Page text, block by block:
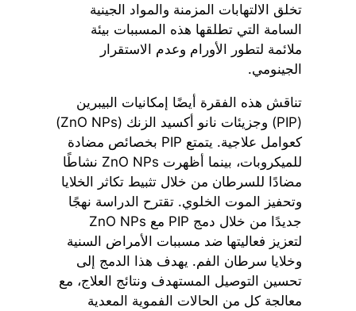
تخلق الالتهابات المزمنة والمواد الجينية
السامة التي تطلقها هذه المسببات بيئة
ملائمة لتطور الأورام وعدم الاستقرار
الجينومي.
تناقش هذه الفقرة أيضًا إمكانيات البيبرين
(PIP) وجزيئات نانو أكسيد الزنك (ZnO NPs)
كعوامل علاجية. يتمتع PIP بخصائص مضادة
للميكروبات، بينما أظهرت ZnO NPs نشاطًا
مضادًا للسرطان من خلال تثبيط تكاثر الخلايا
وتحفيز الموت الخلوي. تقترح الدراسة نهجًا
جديدًا من خلال دمج PIP مع ZnO NPs
لتعزيز فعاليتها ضد مسببات الأمراض السنية
وخلايا سرطان الفم. يهدف هذا الدمج إلى
تحسين التوصيل المستهدف ونتائج العلاج، مع
معالجة كل من الحالات الفموية المعدية